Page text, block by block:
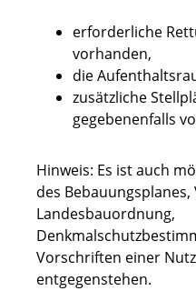
erforderliche
vorhanden,
die
zusätzliche
gegebenenfalls
Hinweis: Es ist auch
des
Landesbauordnung,
Vorschriften einer
entgegenstehen.